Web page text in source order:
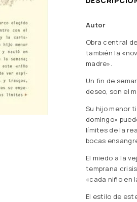
Autor
Obra central
también la
madre».
Un fin de
deseo, son el
Su hijo menor
domingo»
límites de la
bocas
El miedo a la
temprana
«cada niño en
El estilo de